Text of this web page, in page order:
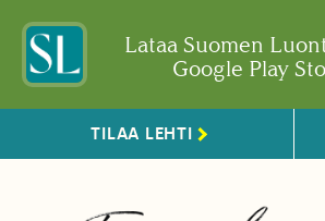
Lataa Suomen
Google Play
TILAA LEHTI